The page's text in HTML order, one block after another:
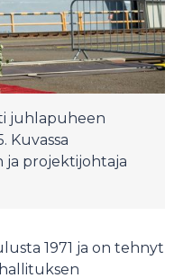
juhlapuheen
Kuvassa
ja projektijohtaja
1971 ja on tehnyt